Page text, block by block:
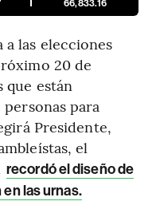
66,833.16
las elecciones
20 de
que están
para
Presidente,
el
recordó el diseño de
las urnas.